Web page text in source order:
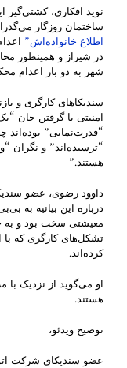
نوید افکاری، کشتی‌گیر
ساختمان روزگار می‌گذراند،
اطلاع خانواده‌اش”
شهر به دو بار اعدام
سندیکاهای کارگری و
امنیتی با گرفتن جان
“قدرت‌نمایی” بوده‌اند
“ترسیده‌اند” و نگران
هستند.”
داوود رضوی، عضو
درباره این بیانیه به
معیشتی سخت بود و به
تشکل‌های کارگری که با
کرده‌اند.
او می‌گوید از نزدیک با
هستند.
توضیح ویدئو،
عضو سندیکای شرکت